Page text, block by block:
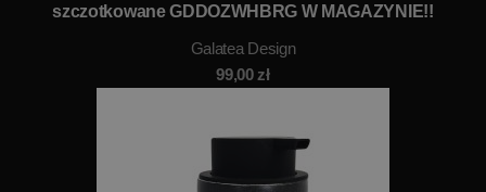
szczotkowane GDDOZWHBRG W MAGAZYNIE!!
Galatea Design
99,00zł